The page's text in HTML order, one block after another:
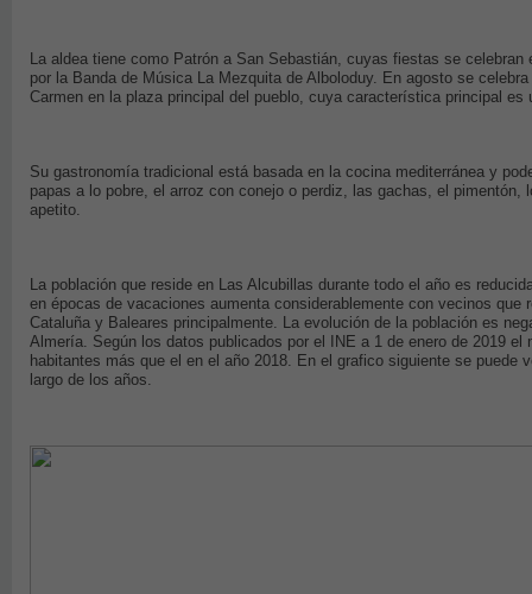
La aldea tiene como Patrón a San Sebastián, cuyas fiestas se
por la Banda de Música La Mezquita de Alboloduy. En agosto se
Carmen en la plaza principal del pueblo, cuya característica principal es
Su gastronomía tradicional está basada en la cocina mediterránea y
papas a lo pobre, el arroz con conejo o perdiz, las gachas, el
apetito.
La población que reside en Las Alcubillas durante todo el año es
en épocas de vacaciones aumenta considerablemente con vecinos
Cataluña y Baleares principalmente. La evolución de la población es
Almería. Según los datos publicados por el INE a 1 de enero de 2019
habitantes más que el en el año 2018. En el grafico siguiente se
largo de los años.